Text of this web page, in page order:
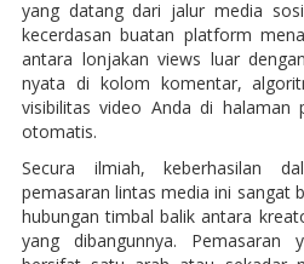
yang datang dari jalur media
kecerdasan buatan platform
antara lonjakan views luar
nyata di kolom komentar,
visibilitas video Anda di halaman
otomatis.
Secura ilmiah, keberhasilan
pemasaran lintas media ini sangat
hubungan timbal balik antara
yang dibangunnya. Pemasaran